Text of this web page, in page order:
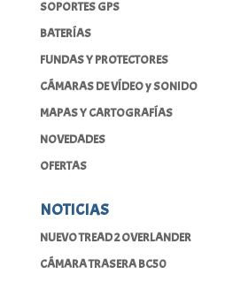
SOPORTES GPS
BATERÍAS
FUNDAS Y PROTECTORES
CÁMARAS DE VÍDEO y SONIDO
MAPAS Y CARTOGRAFÍAS
NOVEDADES
OFERTAS
NOTICIAS
NUEVO TREAD 2 OVERLANDER
CÁMARA TRASERA BC50